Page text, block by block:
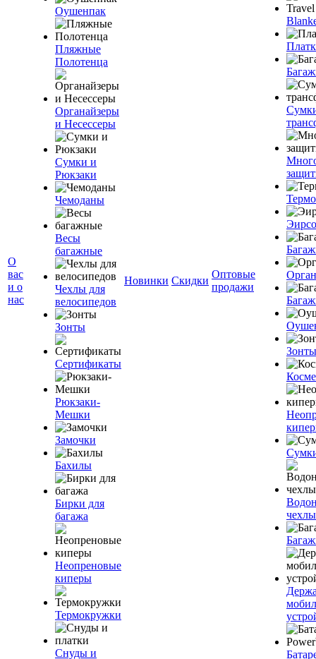
О
вас
и о
нас
Оушенпак
Пляжные
Полотенца
Органайзеры
и Несессеры
Сумки и
Рюкзаки
Чемоданы
Весы
багажные
Чехлы для
велосипедов
Зонты
Сертификаты
Рюкзаки-
Мешки
Замочки
Бахилы
Бирки для
багажа
Неопреновые
киперы
Термокружки
Снуды и
Новинки Скидки
Оптовые
продажи
Зонты